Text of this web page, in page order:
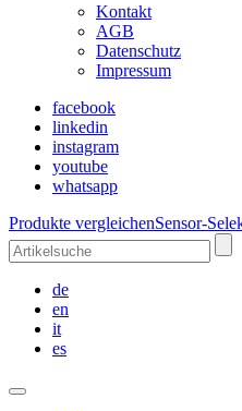
Kontakt
AGB
Datenschutz
Impressum
facebook
linkedin
instagram
youtube
whatsapp
Produkte vergleichenSensor-
de
en
it
es